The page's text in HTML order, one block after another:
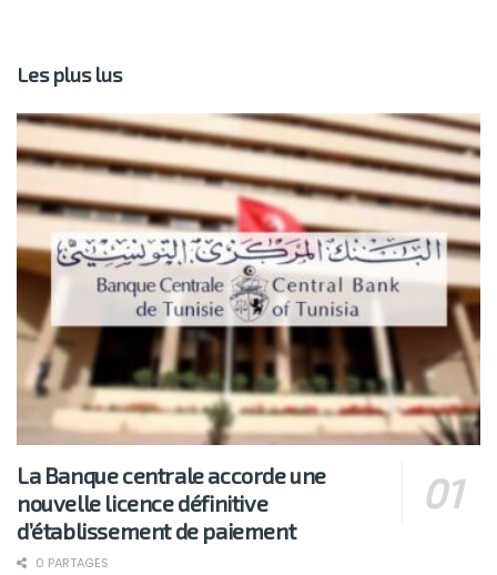
Les plus lus
La Banque centrale accorde une
nouvelle licence définitive
d’établissement de paiement
0 PARTAGES